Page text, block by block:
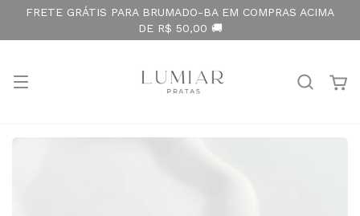
FRETE GRÁTIS PARA BRUMADO-BA EM COMPRAS ACIMA
DE R$ 50,00 🚚